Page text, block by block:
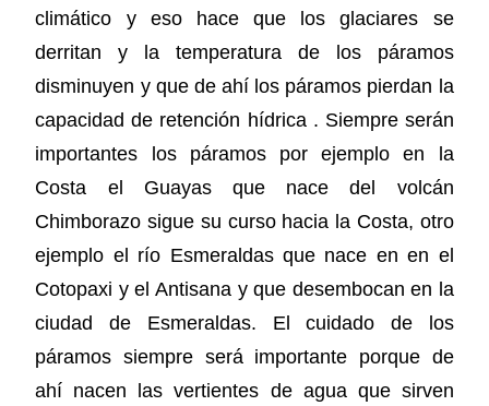
climático y eso hace que los glaciares se
derritan y la temperatura de los páramos
disminuyen y que de ahí los páramos pierdan la
capacidad de retención hídrica . Siempre serán
importantes los páramos por ejemplo en la
Costa el Guayas que nace del volcán
Chimborazo sigue su curso hacia la Costa, otro
ejemplo el río Esmeraldas que nace en en el
Cotopaxi y el Antisana y que desembocan en la
ciudad de Esmeraldas. El cuidado de los
páramos siempre será importante porque de
ahí nacen las vertientes de agua que sirven